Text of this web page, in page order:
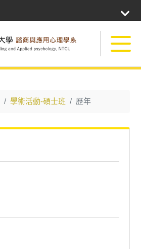
學術活動-碩士班 歷年